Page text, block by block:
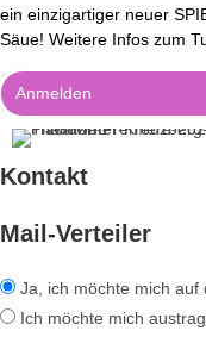
ein einzigartiger neuer
Säue! Weitere Infos zum
Anmelden
Kontakt
Mail-Verteiler
Ja, ich möchte mich auf
Ich möchte mich